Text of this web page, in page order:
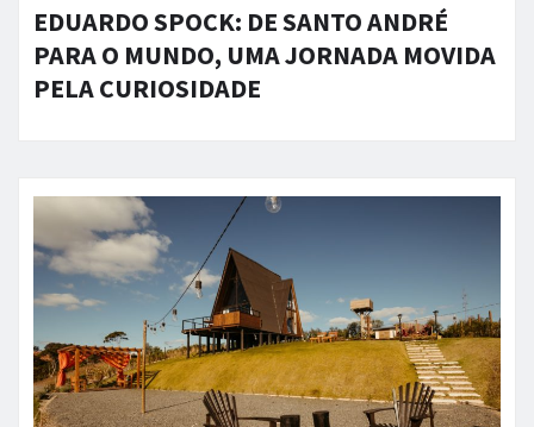
EDUARDO SPOCK: DE SANTO ANDRÉ
PARA O MUNDO, UMA JORNADA MOVIDA
PELA CURIOSIDADE